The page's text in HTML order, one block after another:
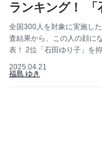
ランキング！ 「
全国300人を対象に実施し
査結果から、この人の顔に
表！ 2位「石田ゆり子」を
2025.04.21
福島 ゆき